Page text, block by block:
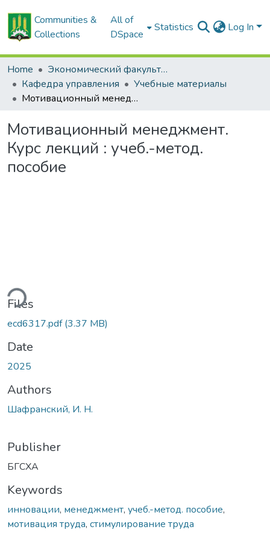
Communities &
Collections
All of
DSpace
Statistics Log In
Home
Экономический факультет
Кафедра управления
Учебные материалы
Мотивационный менеджмент. Курс лекций : учеб.-метод. пособие
Мотивационный менеджмент.
Курс лекций : учеб.-метод.
пособие
Files
ecd6317.pdf(3.37 MB)
Date
2025
Authors
Шафранский, И. Н.
Publisher
БГСХА
Keywords
инновации, менеджмент, учеб.-метод. пособие,
мотивация труда, стимулирование труда